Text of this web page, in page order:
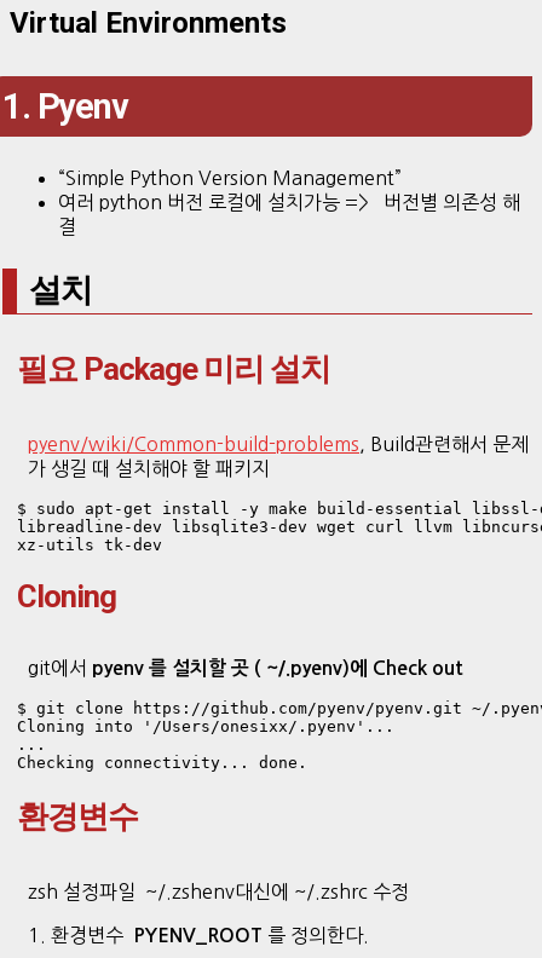
Virtual Environments
1. Pyenv
“Simple Python Version Management”
여러 python 버전 로컬에 설치가능 => 버전별 의존성 해
결
설치
필요 Package 미리 설치
pyenv/wiki/Common-build-problems , Build관련해서 문제
가 생길 때 설치해야 할 패키지
$ sudo apt-get install -y make build-essential libssl-
libreadline-dev libsqlite3-dev wget curl llvm
Cloning
git에서 pyenv 를 설치할 곳 ( ~/.pyenv)에 Check out
Cloning into '/Users/onesixx/.pyenv'...
...
Checking connectivity... done.
환경변수
zsh 설정파일 ~/.zshenv대신에 ~/.zshrc 수정
1. 환경변수 PYENV_ROOT 를 정의한다.